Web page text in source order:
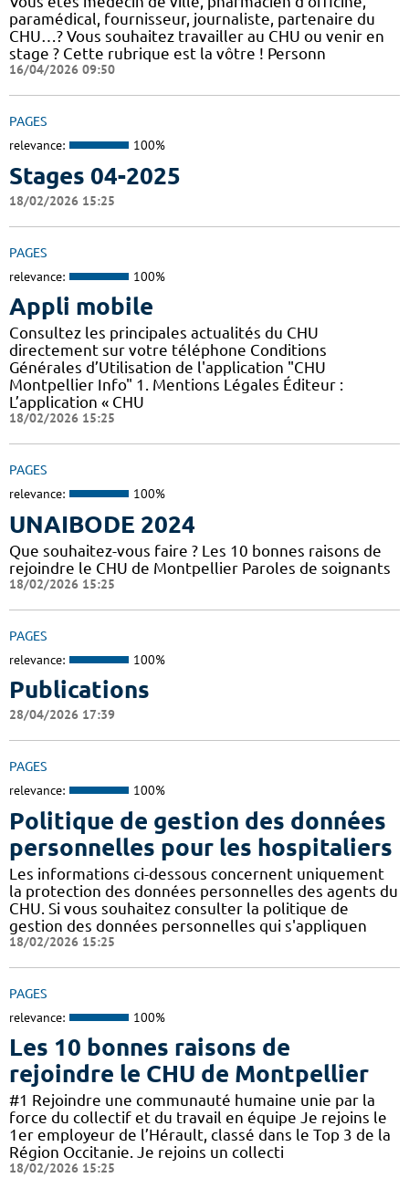
paramédical, fournisseur, journaliste, partenaire du
CHU…? Vous souhaitez travailler au CHU ou venir en
stage ? Cette rubrique est la vôtre ! Personn
16/04/2026 09:50
PAGES
relevance: 100%
Stages 04-2025
18/02/2026 15:25
PAGES
relevance: 100%
Appli mobile
Consultez les principales actualités du CHU
directement sur votre téléphone Conditions
Générales d’Utilisation de l'application "CHU
Montpellier Info" 1. Mentions Légales Éditeur :
L’application « CHU
18/02/2026 15:25
PAGES
relevance: 100%
UNAIBODE 2024
Que souhaitez-vous faire ? Les 10 bonnes raisons de
rejoindre le CHU de Montpellier Paroles de soignants
18/02/2026 15:25
PAGES
relevance: 100%
Publications
28/04/2026 17:39
PAGES
relevance: 100%
Politique de gestion des données
personnelles pour les hospitaliers
Les informations ci-dessous concernent uniquement
la protection des données personnelles des agents du
CHU. Si vous souhaitez consulter la politique de
gestion des données personnelles qui s'appliquen
18/02/2026 15:25
PAGES
relevance: 100%
Les 10 bonnes raisons de
rejoindre le CHU de Montpellier
#1 Rejoindre une communauté humaine unie par la
force du collectif et du travail en équipe Je rejoins le
1er employeur de l’Hérault, classé dans le Top 3 de la
Région Occitanie. Je rejoins un collecti
18/02/2026 15:25